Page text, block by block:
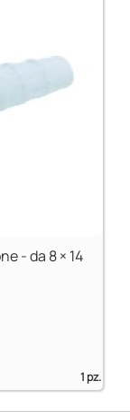
- da 8 × 14
1 pz.